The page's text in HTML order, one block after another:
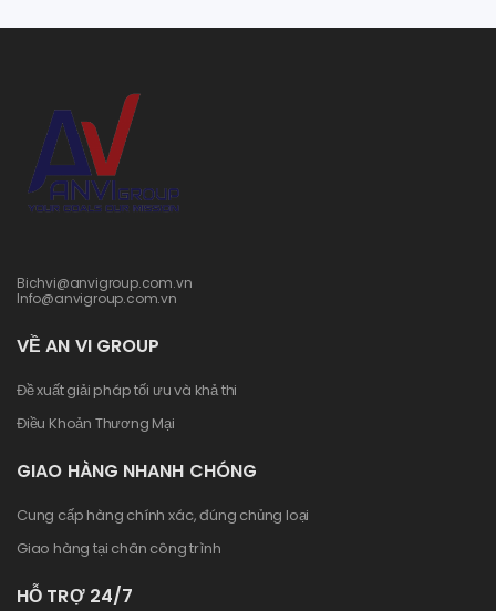
Bichvi@anvigroup.com.vn
Info@anvigroup.com.vn
VỀ AN VI GROUP
Đề xuất giải pháp tối ưu và khả thi
Điều Khoản Thương Mại
GIAO HÀNG NHANH CHÓNG
Cung cấp hàng chính xác, đúng chủng loại
Giao hàng tại chân công trình
HỖ TRỢ 24/7